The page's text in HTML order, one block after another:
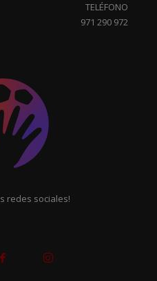
TELÉFONO
971 290 972
redes sociales!